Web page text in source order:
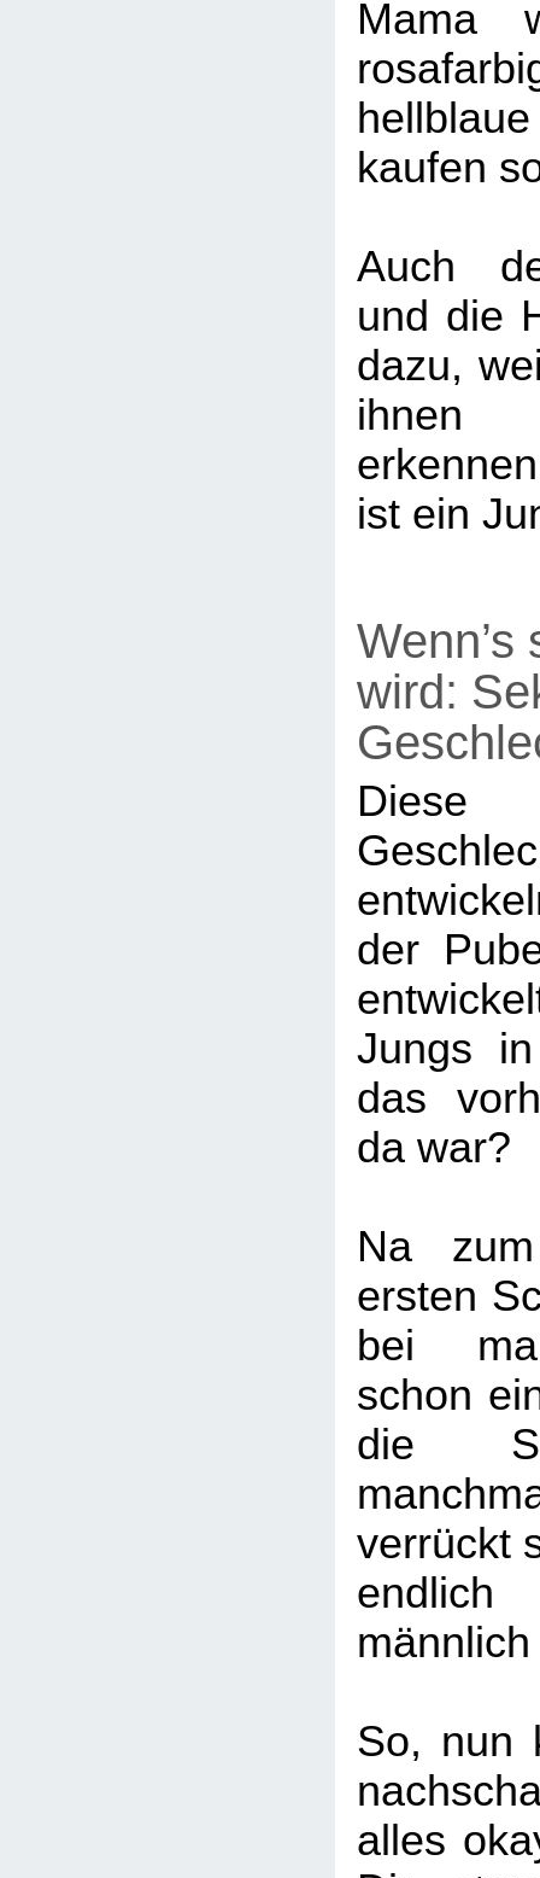
Mama
kaufen
Auch
und die
dazu,
ihnen
ist ein
Wenn’s
wird:
Diese
der
Jungs
das
da war?
Na
ersten
bei
schon
die
verrückt
So, nun
alles